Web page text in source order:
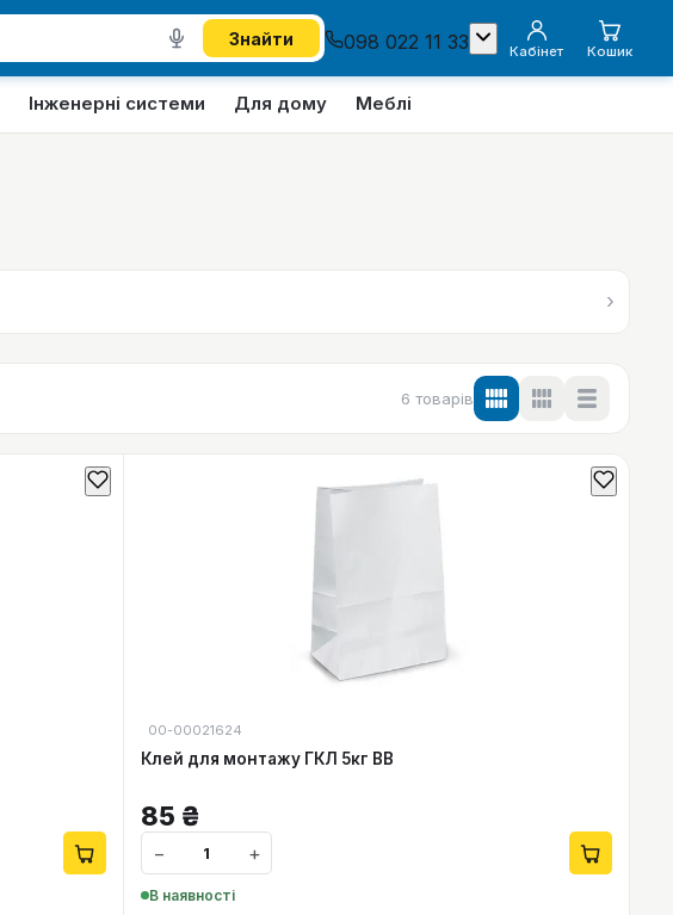
Знайти 098 022 11 33 Кабінет Кошик
Інженерні системи Для дому Меблі
›
6 товарів
00-00021624
Клей для монтажу ГКЛ 5кг ВВ
85 ₴
− +
В наявності